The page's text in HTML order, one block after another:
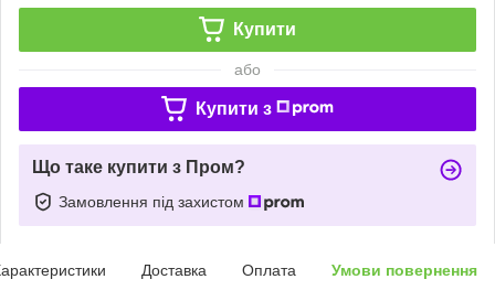
Купити
або
Купити з
Що таке купити з Пром?
Замовлення під захистом
Доставка Оплата Умови повернення